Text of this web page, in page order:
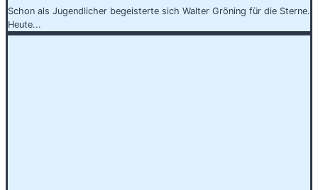
Schon als Jugendlicher begeisterte sich Walter Gröning für die Sterne.
Heute...